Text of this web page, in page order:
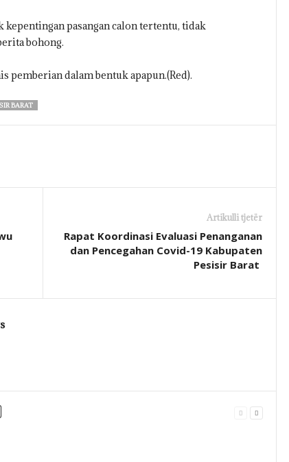
pasangan calon tertentu, tidak
bohong.
pemberian dalam bentuk apapun.(Red).
BARAT
Artikulli tjetër
Rapat Koordinasi Evaluasi Penanganan
dan Pencegahan Covid-19 Kabupaten
Pesisir Barat